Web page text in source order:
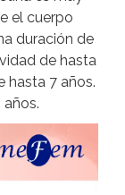
el cuerpo
duración de
de hasta
hasta 7 años.